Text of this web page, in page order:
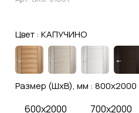
Цвет : КАПУЧИНО
Размер (ШхВ), мм : 800x2000
600x2000 700x2000